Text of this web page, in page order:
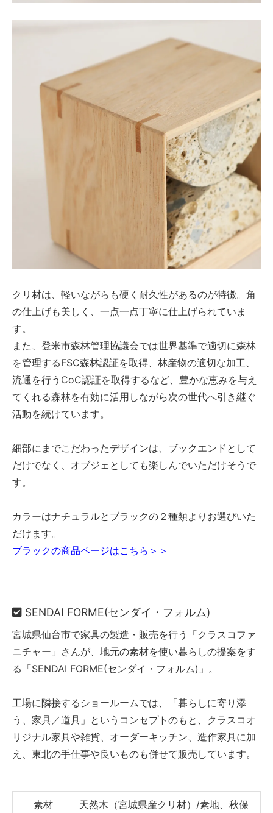
クリ材は、軽いながらも硬く耐久性があるのが特徴。角
の仕上げも美しく、一点一点丁寧に仕上げられていま
す。
また、登米市森林管理協議会では世界基準で適切に森林
を管理するFSC森林認証を取得、林産物の適切な加工、
流通を行うCoC認証を取得するなど、豊かな恵みを与え
てくれる森林を有効に活用しながら次の世代へ引き継ぐ
活動を続けています。
細部にまでこだわったデザインは、ブックエンドとして
だけでなく、オブジェとしても楽しんでいただけそうで
す。
カラーはナチュラルとブラックの２種類よりお選びいた
だけます。
ブラックの商品ページはこちら＞＞
SENDAI FORME(センダイ・フォルム)
宮城県仙台市で家具の製造・販売を行う「クラスコファ
ニチャー」さんが、地元の素材を使い暮らしの提案をす
る「SENDAI FORME(センダイ・フォルム)」。
工場に隣接するショールームでは、「暮らしに寄り添
う、家具／道具」というコンセプトのもと、クラスコオ
リジナル家具や雑貨、オーダーキッチン、造作家具に加
え、東北の手仕事や良いものも併せて販売しています。
素材
天然木（宮城県産クリ材）/素地、秋保